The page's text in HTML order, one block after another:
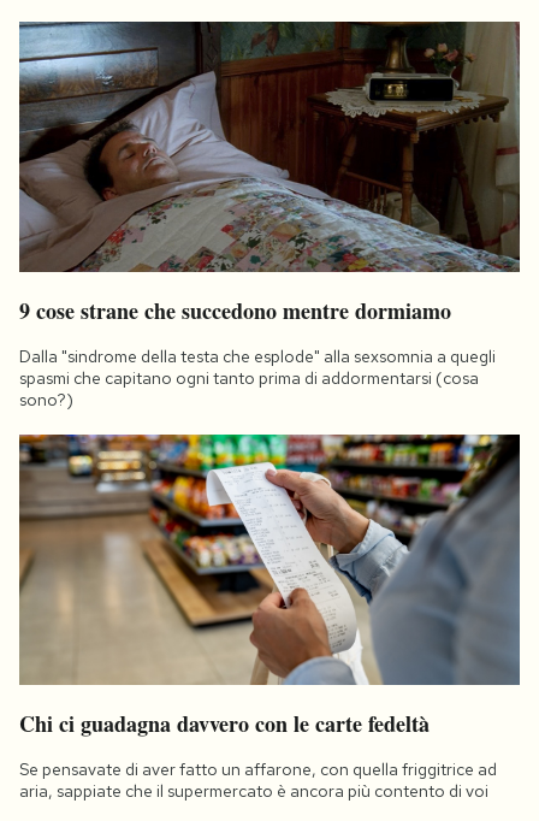
9 cose strane che succedono mentre dormiamo
Dalla "sindrome della testa che esplode" alla sexsomnia a quegli
spasmi che capitano ogni tanto prima di addormentarsi (cosa
sono?)
Chi ci guadagna davvero con le carte fedeltà
Se pensavate di aver fatto un affarone, con quella friggitrice ad
aria, sappiate che il supermercato è ancora più contento di voi